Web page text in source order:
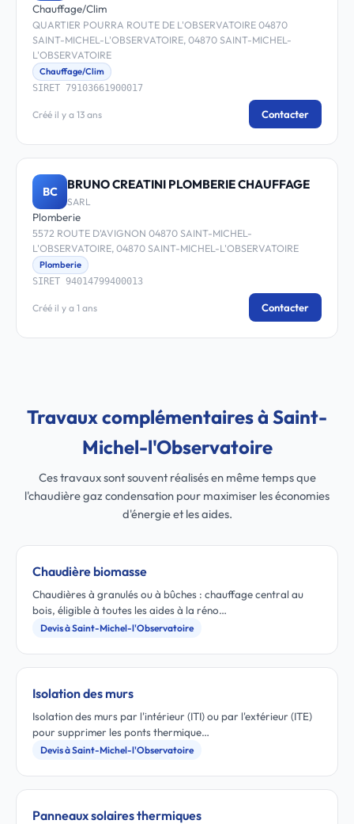
Chauffage/Clim
QUARTIER POURRA ROUTE DE L'OBSERVATOIRE 04870
SAINT-MICHEL-L'OBSERVATOIRE, 04870 SAINT-MICHEL-
L'OBSERVATOIRE
Chauffage/Clim
SIRET 79103661900017
Créé il y a 13 ans Contacter
BC BRUNO CREATINI PLOMBERIE CHAUFFAGE
SARL
Plomberie
5572 ROUTE D'AVIGNON 04870 SAINT-MICHEL-
L'OBSERVATOIRE, 04870 SAINT-MICHEL-L'OBSERVATOIRE
Plomberie
SIRET 94014799400013
Créé il y a 1 ans Contacter
Travaux complémentaires à Saint-
Michel-l'Observatoire
Ces travaux sont souvent réalisés en même temps que
l'chaudière gaz condensation pour maximiser les économies
d'énergie et les aides.
Chaudière biomasse
Chaudières à granulés ou à bûches : chauffage central au
bois, éligible à toutes les aides à la réno…
Devis à Saint-Michel-l'Observatoire
Isolation des murs
Isolation des murs par l'intérieur (ITI) ou par l'extérieur (ITE)
pour supprimer les ponts thermique…
Devis à Saint-Michel-l'Observatoire
Panneaux solaires thermiques